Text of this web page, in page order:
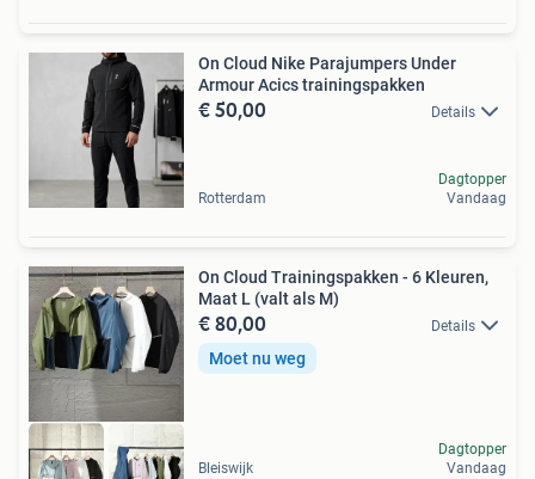
On Cloud Nike Parajumpers Under
Armour Acics trainingspakken
€ 50,00 Details
Rotterdam
Dagtopper
Vandaag
On Cloud Trainingspakken - 6 Kleuren,
Maat L (valt als M)
€ 80,00 Details
Moet nu weg
Bleiswijk
Dagtopper
Vandaag